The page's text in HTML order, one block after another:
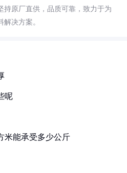
持原厂直供，品质可靠，致力于为
决方案。
呢
米能承受多少公斤